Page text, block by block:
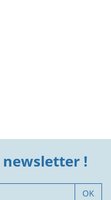
newsletter !
OK